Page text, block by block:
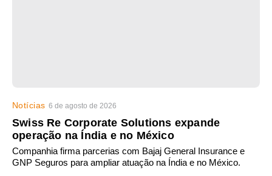
Notícias 6 de agosto de 2026
Swiss Re Corporate Solutions expande
operação na Índia e no México
Companhia firma parcerias com Bajaj General Insurance e
GNP Seguros para ampliar atuação na Índia e no México.